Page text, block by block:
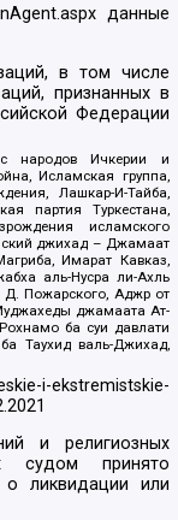
данные
в том числе
признанных в
Федерации
народов Ичкерии и
Исламская группа,
Лашкар-И-Тайба,
партия Туркестана,
исламского
джихад – Джамаат
Имарат Кавказ,
аль-Нусра ли-Ахль
Пожарского, Аджр от
джамаата Ат-
ба суи давлати
Таухид валь-Джихад,
i-ekstremistskie-
и религиозных
судом принято
ликвидации или